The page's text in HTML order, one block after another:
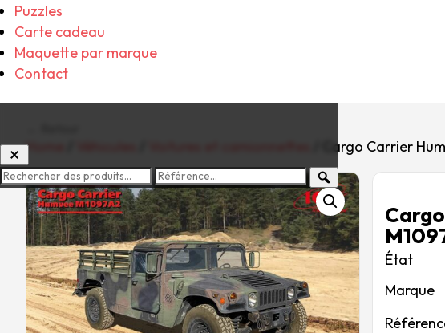
Puzzles
Carte cadeau
Maquette par marque
Contact
Home / Cargo Carrier
Marque